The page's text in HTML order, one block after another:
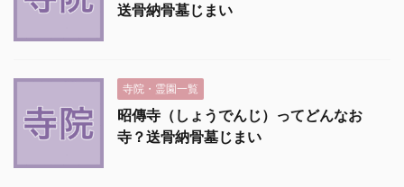
送骨納骨墓じまい
寺院・霊園一覧
昭傳寺（しょうでんじ）ってどんなお
寺？送骨納骨墓じまい